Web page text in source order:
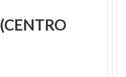
(CENTRO